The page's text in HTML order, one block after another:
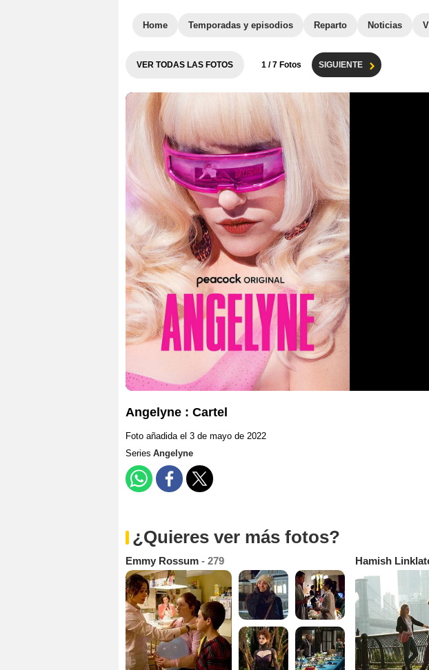
Home Temporadas y episodios Reparto Noticias
VER TODAS LAS FOTOS 1 / 7 Fotos SIGUIENTE
Angelyne : Cartel
Foto añadida el 3 de mayo de 2022
Series Angelyne
¿Quieres ver más fotos?
Emmy Rossum - 279 Hamish